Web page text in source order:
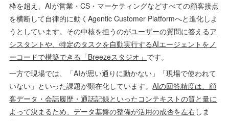
枠を超え、AIが営業・CS・マーケティングなどすべての顧客接点
を横断して自律的に動くAgentic Customer Platformへと進化しよ
うとしています。その中核を担うのがユーザーの質問に答えるア
シスタントや、特定のタスクを自動実行するAIエージェントをノ
ーコードで構築できる「Breezeスタジオ」 です。
一方で現場では、「AIが思い通りに動かない」「現場で使われて
いない」といった課題が顕在化しています。AIの回答精度は、顧
客データ・会話履歴・通話記録といったコンテキストの質と量に
よって決まるため、データ基盤の整備が活用の成否を左右しま